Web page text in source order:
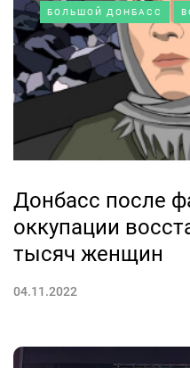
БОЛЬШОЙ ДОНБАСС
Донбасс после
оккупации
тысяч женщин
04.11.2022